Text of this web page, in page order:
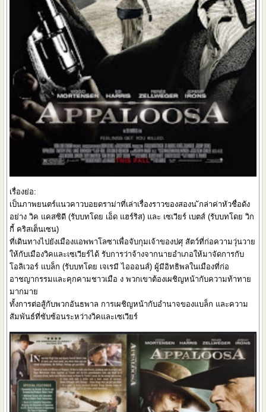
เรื่องย่อ:
เป็นภาพยนตร์แนวคาวบอยดราม่าที่เล่าเรื่องราวของสองน ักล่าค่าหัวชื่อดัง
อย่าง วิค แคสซิดี (รับบทโดย เอ็ด แฮร์ริส) และ เซเวียร์ เบตส์ (รับบทโดย วิก
กี้ คริสเต็นเซน)
ที่เดินทางไปยังเมืองแอพพาโลซาเพื่อจับกุมเจ้าของปศุ สัตว์ที่ก่อความวุ่นวาย
ให้กับเมืองวิคและเซเวียร์ได้ รับการว่าจ้างจากนายอำเภอให้มาจัดการกับ
โอลิเวอร์ แบล็ก (รับบทโดย เจเรมี ไอออนส์) ผู้มีอิทธิพลในเมืองที่ก่อ
อาชญากรรมและคุกคามชาวเมือ ง พวกเขาต้องเผชิญหน้ากับความท้าทาย
มากมาย
ทั้งการต่อสู้กับพวกอันธพาล การเผชิญหน้ากับอำนาจของแบล็ก และความ
สัมพันธ์ที่ซับซ้อนระหว่างวิคและเซเวียร์